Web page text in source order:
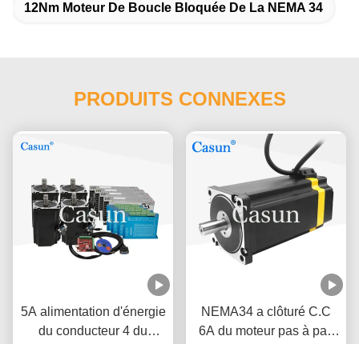
12Nm Moteur De Boucle Bloquée De La NEMA 34
PRODUITS CONNEXES
5A alimentation d'énergie
du conducteur 4 du
NEMA34 a clôturé C.C
6A du moteur pas à pas